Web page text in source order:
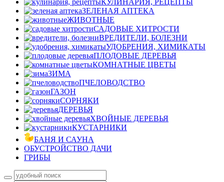
КУЛИНАРИЯ, РЕЦЕПТЫ
ЗЕЛЕНАЯ АПТЕКА
ЖИВОТНЫЕ
САДОВЫЕ ХИТРОСТИ
ВРЕДИТЕЛИ, БОЛЕЗНИ
УДОБРЕНИЯ, ХИМИКАТЫ
ПЛОДОВЫЕ ДЕРЕВЬЯ
КОМНАТНЫЕ ЦВЕТЫ
ЗИМА
ПЧЕЛОВОДСТВО
ГАЗОН
СОРНЯКИ
ДЕРЕВЬЯ
ХВОЙНЫЕ ДЕРЕВЬЯ
КУСТАРНИКИ
БАНЯ И САУНА
ОБУСТРОЙСТВО ДАЧИ
ГРИБЫ